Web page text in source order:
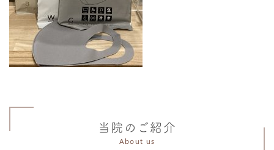
当院のご紹介
About us